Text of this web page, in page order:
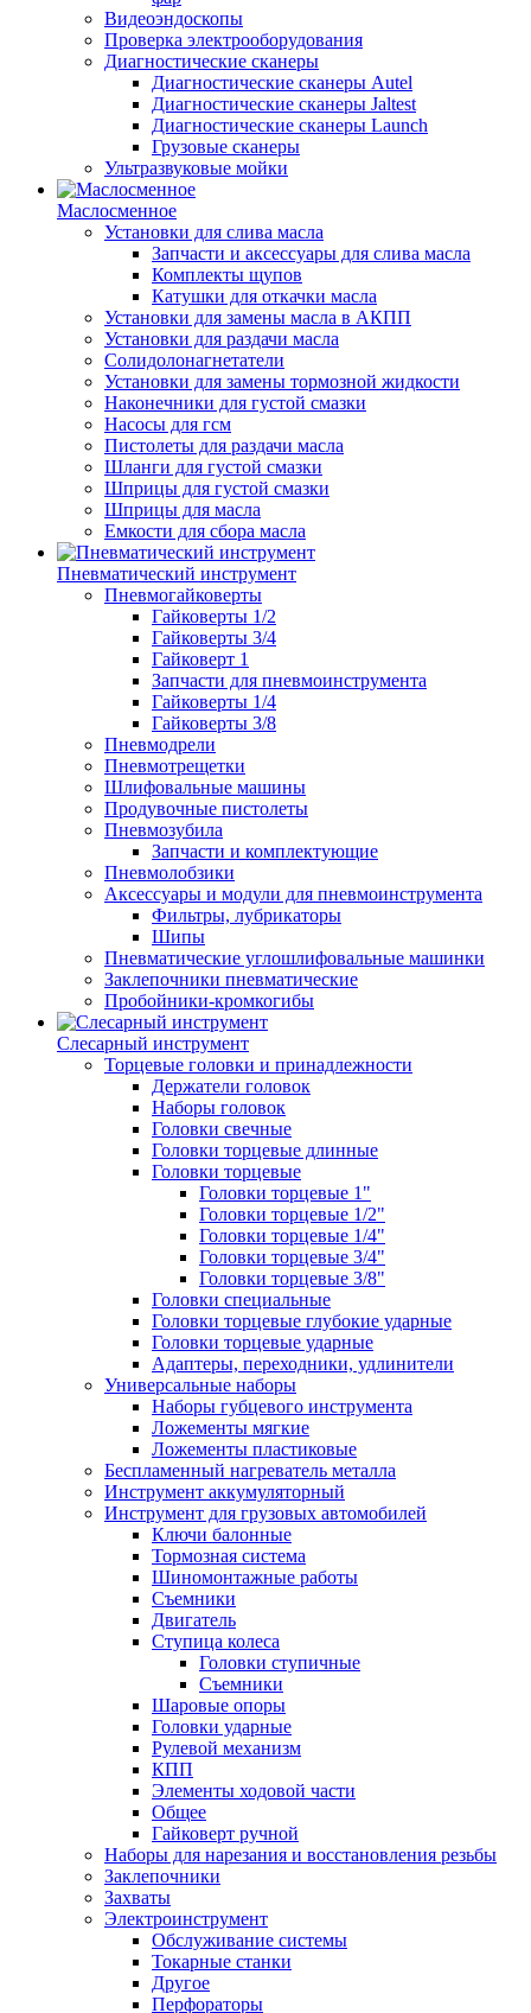
Видеоэндоскопы
Проверка электрооборудования
Диагностические сканеры
Диагностические сканеры Autel
Диагностические сканеры Jaltest
Диагностические сканеры Launch
Грузовые сканеры
Ультразвуковые мойки
Маслосменное
Установки для слива масла
Запчасти и аксессуары для слива масла
Комплекты щупов
Катушки для откачки масла
Установки для замены масла в АКПП
Установки для раздачи масла
Солидолонагнетатели
Установки для замены тормозной жидкости
Наконечники для густой смазки
Насосы для гсм
Пистолеты для раздачи масла
Шланги для густой смазки
Шприцы для густой смазки
Шприцы для масла
Емкости для сбора масла
Пневматический инструмент
Пневмогайковерты
Гайковерты 1/2
Гайковерты 3/4
Гайковерт 1
Запчасти для пневмоинструмента
Гайковерты 1/4
Гайковерты 3/8
Пневмодрели
Пневмотрещетки
Шлифовальные машины
Продувочные пистолеты
Пневмозубила
Запчасти и комплектующие
Пневмолобзики
Аксессуары и модули для пневмоинструмента
Фильтры, лубрикаторы
Шипы
Пневматические углошлифовальные машинки
Заклепочники пневматические
Пробойники-кромкогибы
Слесарный инструмент
Торцевые головки и принадлежности
Держатели головок
Наборы головок
Головки свечные
Головки торцевые длинные
Головки торцевые
Головки торцевые 1"
Головки торцевые 1/2"
Головки торцевые 1/4"
Головки торцевые 3/4"
Головки торцевые 3/8"
Головки специальные
Головки торцевые глубокие ударные
Головки торцевые ударные
Адаптеры, переходники, удлинители
Универсальные наборы
Наборы губцевого инструмента
Ложементы мягкие
Ложементы пластиковые
Беспламенный нагреватель металла
Инструмент аккумуляторный
Инструмент для грузовых автомобилей
Ключи балонные
Тормозная система
Шиномонтажные работы
Cъемники
Двигатель
Ступица колеса
Головки ступичные
Cъемники
Шаровые опоры
Головки ударные
Рулевой механизм
КПП
Элементы ходовой части
Общее
Гайковерт ручной
Наборы для нарезания и восстановления резьбы
Заклепочники
Захваты
Электроинструмент
Обслуживание системы
Токарные станки
Другое
Перфораторы